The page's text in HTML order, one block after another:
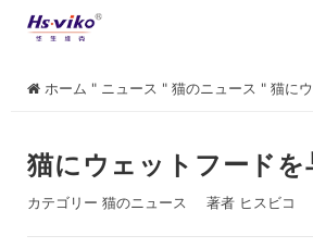
ホーム " ニュース " 猫のニュース " 猫にウ
猫にウェットフードを
カテゴリー 猫のニュース 著者 ヒスビコ